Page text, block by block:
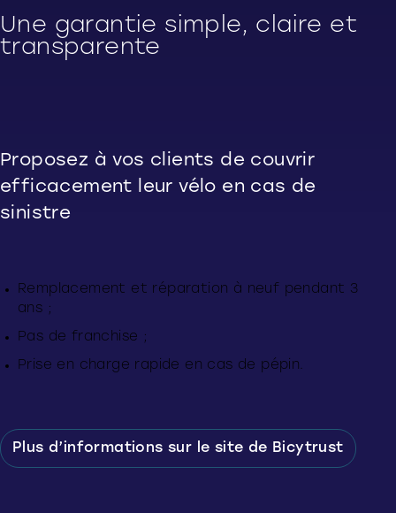
Une garantie simple, claire et
transparente
Proposez à vos clients de couvrir
efficacement leur vélo en cas de
sinistre
Remplacement et réparation à neuf pendant 3
ans ;
Pas de franchise ;
Prise en charge rapide en cas de pépin.
Plus d’informations sur le site de Bicytrust